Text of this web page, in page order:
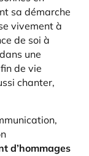
sa démarche
vivement à
de soi à
une
de vie
chanter,
d’hommages